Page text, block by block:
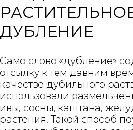
ДУБЛЕНИЕ
Само слово «дубление»
отсылку к тем давним
качестве дубильного
использовали
ивы, сосны, каштана,
растения. Такой способ